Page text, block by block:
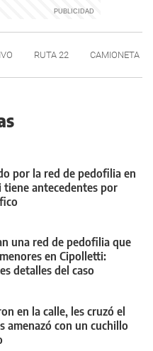
RUTA 22 CAMIONETA
por la red de pedofilia en
tiene antecedentes por
una red de pedofilia que
en Cipolletti:
detalles del caso
en la calle, les cruzó el
amenazó con un cuchillo